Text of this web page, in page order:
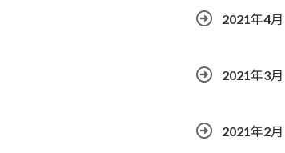
2021年4月
2021年3月
2021年2月